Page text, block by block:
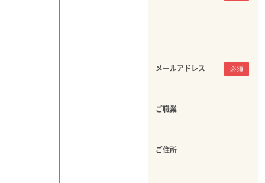
メールアドレス 必須
ご職業
ご住所